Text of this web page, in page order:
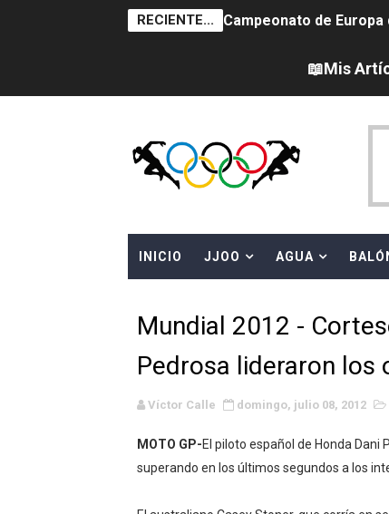
RECIENTE... Campeonato de
Tour de Francia
Women's Pro Baseball
Campeonato de Europa
Campeonato de
Canadá Open 2026
WWE NXT - Myles
Canadian Football
EFA y AFLE 2026 -
📖Mis
INICIO JJOO AGUA
Mundial 2012 -
Pedrosa lideraron los
Víctor Calle domingo, julio 08, 2012
MOTO GP-El piloto español de Honda Dani
superando en los últimos segundos a los